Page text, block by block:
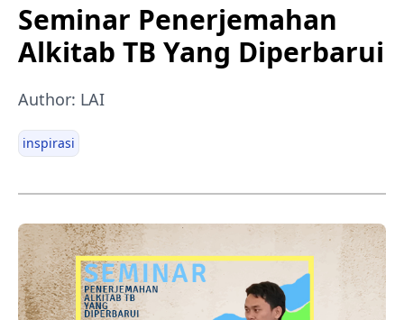
Seminar Penerjemahan
Alkitab TB Yang Diperbarui
Author: LAI
inspirasi